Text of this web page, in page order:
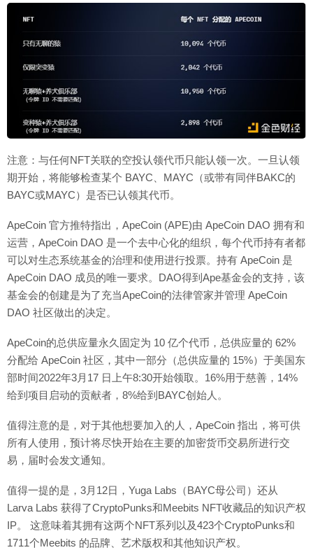
注意：与任何NFT关联的空投认领代币只能认领一次。一旦认领
期开始，将能够检查某个 BAYC、MAYC（或带有同伴BAKC的
BAYC或MAYC）是否已认领其代币。
ApeCoin 官方推特指出，ApeCoin (APE)由 ApeCoin DAO 拥有和
运营，ApeCoin DAO 是一个去中心化的组织，每个代币持有者都
可以对生态系统基金的治理和使用进行投票。持有 ApeCoin 是
ApeCoin DAO 成员的唯一要求。DAO得到Ape基金会的支持，该
基金会的创建是为了充当ApeCoin的法律管家并管理 ApeCoin
DAO 社区做出的决定。
ApeCoin的总供应量永久固定为 10 亿个代币，总供应量的 62%
分配给 ApeCoin 社区，其中一部分（总供应量的 15%）于美国东
部时间2022年3月17 日上午8:30开始领取。16%用于慈善，14%
给到项目启动的贡献者，8%给到BAYC创始人。
值得注意的是，对于其他想要加入的人，ApeCoin 指出，将可供
所有人使用，预计将尽快开始在主要的加密货币交易所进行交
易，届时会发文通知。
值得一提的是，3月12日，Yuga Labs（BAYC母公司）还从
Larva Labs 获得了CryptoPunks和Meebits NFT收藏品的知识产权
IP。 这意味着其拥有这两个NFT系列以及423个CryptoPunks和
1711个Meebits 的品牌、艺术版权和其他知识产权。